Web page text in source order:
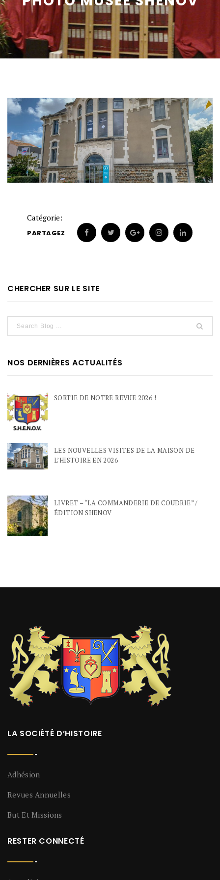
Catégorie:
PARTAGEZ
CHERCHER SUR LE SITE
NOS DERNIÈRES ACTUALITÉS
SORTIE DE NOTRE REVUE 2026 !
LES NOUVELLES VISITES DE LA MAISON DE
L’HISTOIRE EN 2026
LIVRET – “LA COMMANDERIE DE COUDRIE” /
ÉDITION SHENOV
LA SOCIÉTÉ D’HISTOIRE
Adhésion
Revues Annuelles
But Et Missions
RESTER CONNECTÉ